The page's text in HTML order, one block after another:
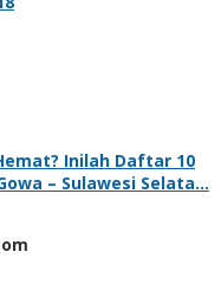
Inilah Daftar 10
– Sulawesi Selata…